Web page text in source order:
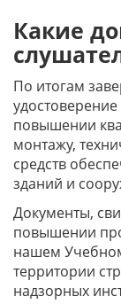
Какие
По итогам
повышении
монтажу,
средств
зданий и
Документы,
повышении
нашем
территории
надзорных